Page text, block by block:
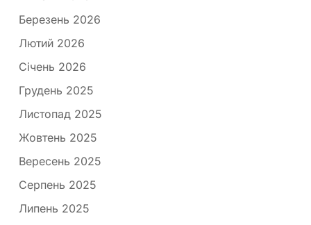
Березень 2026
Лютий 2026
Січень 2026
Грудень 2025
Листопад 2025
Жовтень 2025
Вересень 2025
Серпень 2025
Липень 2025